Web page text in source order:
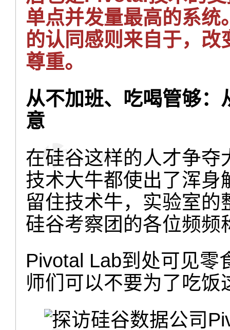
单点并发量最高的系
的认同感则来自于，
尊重。
从不加班、吃喝管够
意
在硅谷这样的人才争夺
技术大牛都使出了浑身
留住技术牛，实验室
硅谷考察团的各位频频
Pivotal Lab到处可见零
师们可以不要为了吃饭